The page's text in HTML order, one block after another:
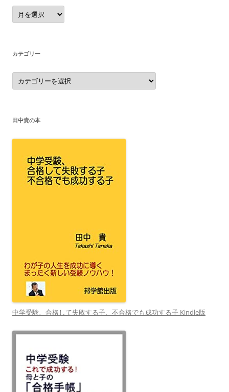
ア
ー
カ
カテゴリー
カ
テ
ゴ
田中貴の本
中学受験、合格して失敗する子、不合格でも成功する子 Kindle版